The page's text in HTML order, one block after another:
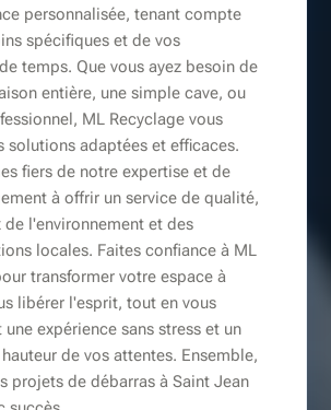
personnalisée, tenant compte
spécifiques et de vos
temps. Que vous ayez besoin de
entière, une simple cave, ou
ML Recyclage vous
solutions adaptées et efficaces.
fiers de notre expertise et de
à offrir un service de qualité,
de l'environnement et des
locales. Faites confiance à ML
transformer votre espace à
libérer l'esprit, tout en vous
expérience sans stress et un
de vos attentes. Ensemble,
projets de débarras à Saint Jean